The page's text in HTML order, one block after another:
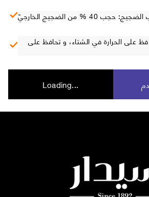
حجب 40 % من الضجيج الخارجيّ
على الحرارة في الشتاء، و تحافظ على
Loading...